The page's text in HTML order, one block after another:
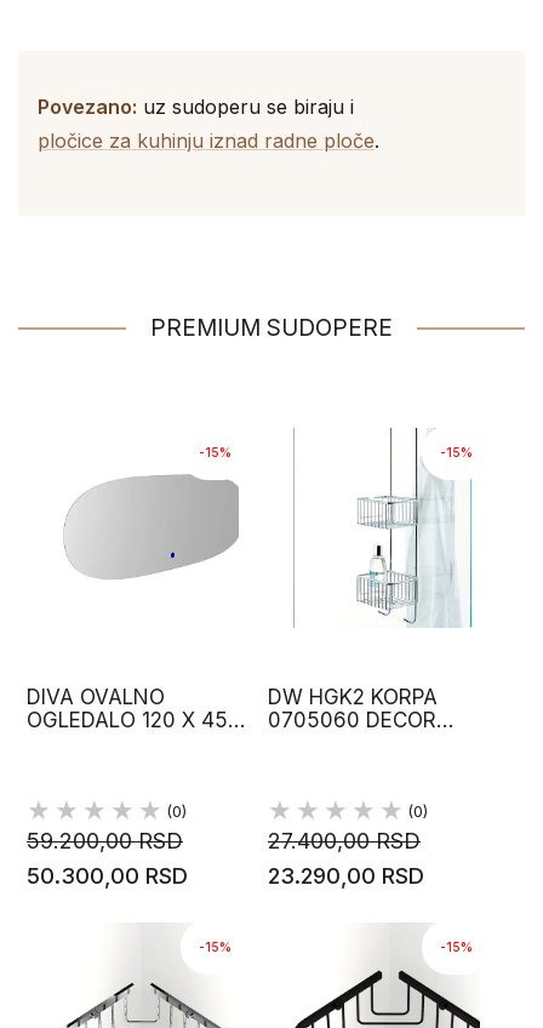
Povezano: uz sudoperu se biraju i
pločice za kuhinju iznad radne ploče.
PREMIUM SUDOPERE
-15%
DIVA OVALNO
OGLEDALO 120 X 45
(0)
59.200,00 RSD
50.300,00 RSD
-15%
DW HGK2 KORPA
0705060 DECOR
(0)
27.400,00 RSD
23.290,00 RSD
-15% -15%